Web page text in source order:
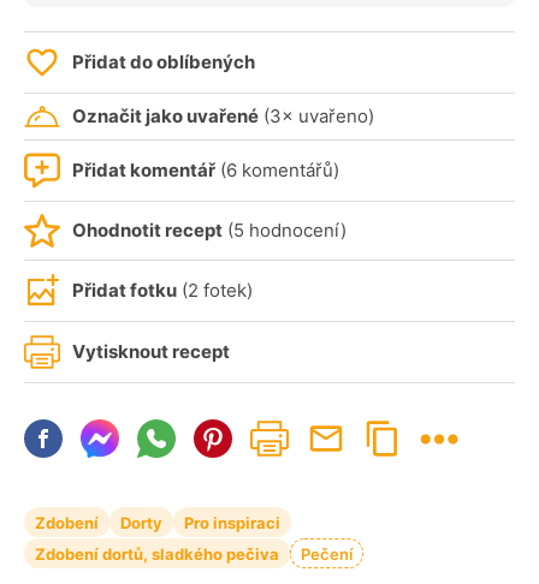
Přidat do oblíbených
Označit jako uvařené (3× uvařeno)
Přidat komentář (6 komentářů)
Ohodnotit recept (5 hodnocení)
Přidat fotku (2 fotek)
Vytisknout recept
Zdobení Dorty
Pro inspiraci
Zdobení dortů, sladkého pečiva
Pečení